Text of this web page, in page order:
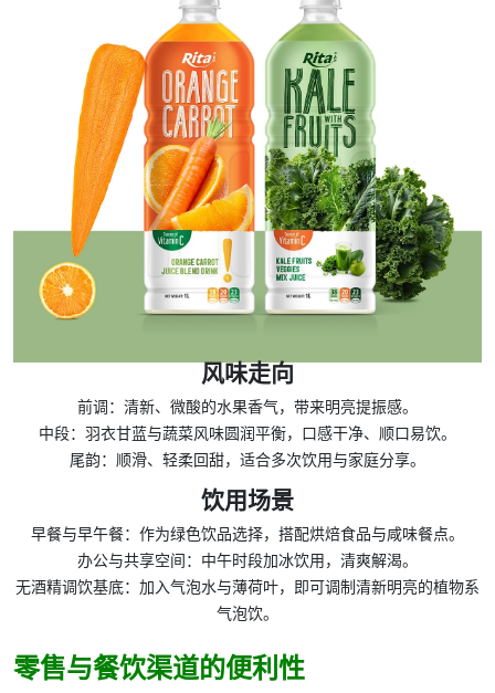
风味走向
前调： 清新、微酸的水果香气，带来明亮提振感。
中段： 羽衣甘蓝与蔬菜风味圆润平衡，口感干净、顺口易饮。
尾韵： 顺滑、轻柔回甜，适合多次饮用与家庭分享。
饮用场景
早餐与早午餐：作为绿色饮品选择，搭配烘焙食品与咸味餐点。
办公与共享空间：中午时段加冰饮用，清爽解渴。
无酒精调饮基底：加入气泡水与薄荷叶，即可调制清新明亮的植物系
气泡饮。
零售与餐饮渠道的便利性